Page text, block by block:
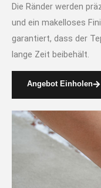
Die Ränder werden
und ein makelloses
garantiert, dass der
lange Zeit beibehält.
Angebot Einholen